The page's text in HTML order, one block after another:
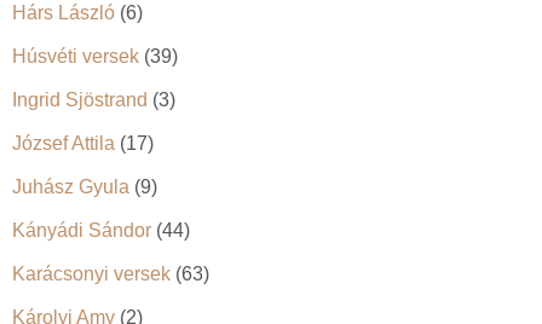
Hárs László (6)
Húsvéti versek (39)
Ingrid Sjöstrand (3)
József Attila (17)
Juhász Gyula (9)
Kányádi Sándor (44)
Karácsonyi versek (63)
Károlyi Amy (2)